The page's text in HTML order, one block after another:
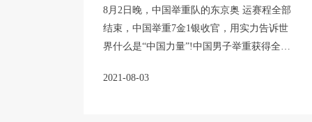
8月2日晚，中国举重队的东京奥 运赛程全部
结束，中国举重7金1银收官，用实力告诉世
界什么是“中国力量”!中国男子举重获得全部
祝福中国举重梦之队!
2021-08-03